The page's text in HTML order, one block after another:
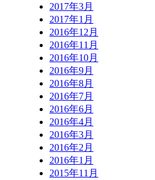
2017年3月
2017年1月
2016年12月
2016年11月
2016年10月
2016年9月
2016年8月
2016年7月
2016年6月
2016年4月
2016年3月
2016年2月
2016年1月
2015年11月